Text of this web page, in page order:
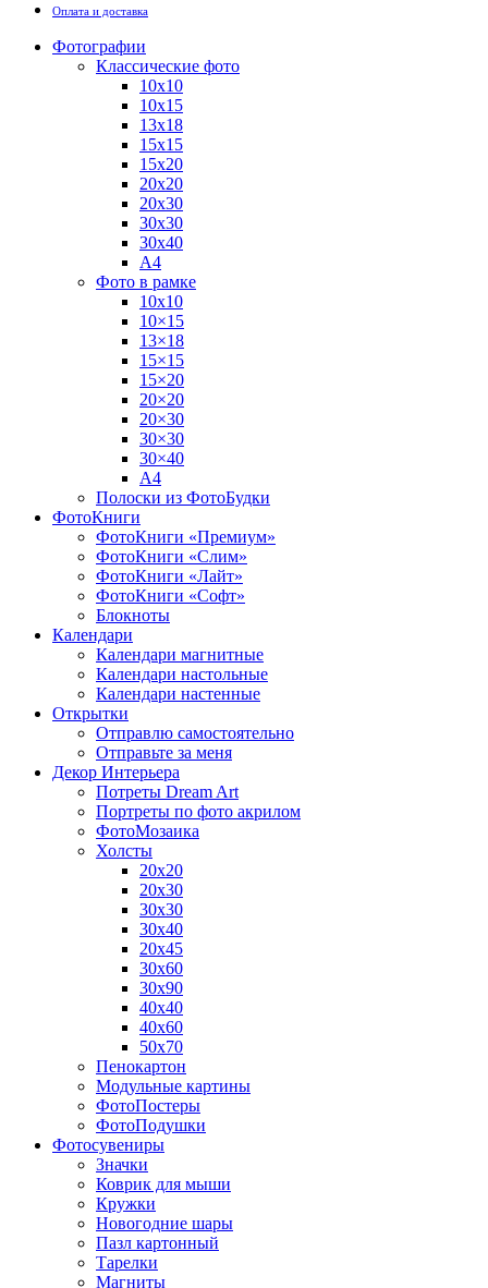
Оплата и доставка
Фотографии
Классические фото
10х10
10х15
13х18
15х15
15х20
20х20
20х30
30х30
30х40
А4
Фото в рамке
10х10
10×15
13×18
15×15
15×20
20×20
20×30
30×30
30×40
A4
Полоски из ФотоБудки
ФотоКниги
ФотоКниги «Премиум»
ФотоКниги «Слим»
ФотоКниги «Лайт»
ФотоКниги «Софт»
Блокноты
Календари
Календари магнитные
Календари настольные
Календари настенные
Открытки
Отправлю самостоятельно
Отправьте за меня
Декор Интерьера
Потреты Dream Art
Портреты по фото акрилом
ФотоМозаика
Холсты
20х20
20х30
30х30
30х40
20х45
30х60
30х90
40х40
40х60
50х70
Пенокартон
Модульные картины
ФотоПостеры
ФотоПодушки
Фотоcувениры
Значки
Коврик для мыши
Кружки
Новогодние шары
Пазл картонный
Тарелки
Магниты